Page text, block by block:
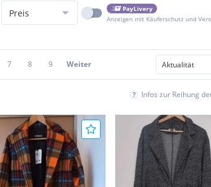
Preis
PayLivery
Anzeigen mit Käuferschutz und
7 8 9 Weiter
Infos zur Reihung